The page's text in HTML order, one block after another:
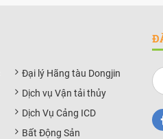
Đại lý Hãng tàu Dongjin
Dịch vụ Vận tải thủy
Dịch Vụ Cảng ICD
Bất Động Sản